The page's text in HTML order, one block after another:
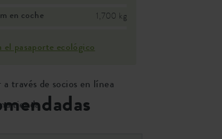
en coche 1,700 kg
el pasaporte ecológico
través de socios en línea
tienda